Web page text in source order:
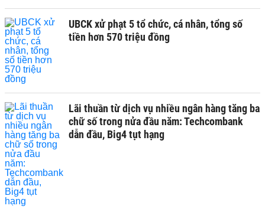
UBCK xử phạt 5 tổ chức, cá nhân, tổng số
tiền hơn 570 triệu đồng
Lãi thuần từ dịch vụ nhiều ngân hàng tăng ba
chữ số trong nửa đầu năm: Techcombank
dẫn đầu, Big4 tụt hạng